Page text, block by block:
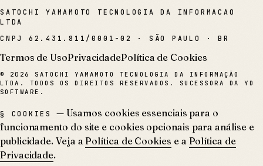
SATOCHI YAMAMOTO TECNOLOGIA DA INFORMACAO
LTDA
CNPJ 62.431.811/0001-02 · SÃO PAULO · BR
Termos de UsoPrivacidadePolítica de Cookies
© 2026
SATOCHI YAMAMOTO TECNOLOGIA DA INFORMAÇÃO
LTDA. TODOS OS DIREITOS RESERVADOS. SUCESSORA DA YD
SOFTWARE.
§ COOKIES
— Usamos cookies essenciais para o
funcionamento do site e cookies opcionais para análise e
publicidade. Veja a Política de Cookies e a Política de
Privacidade.